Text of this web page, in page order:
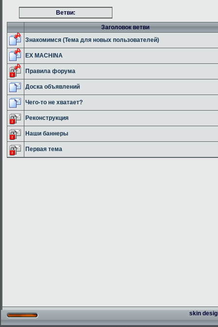
Ветви:
Заголовок ветви
Знакомимся (Тема для новых пользователей)
EX MACHINA
Правила форума
Доска объявлений
Чего-то не хватает?
Реконструкция
Наши баннеры
Первая тема
skin